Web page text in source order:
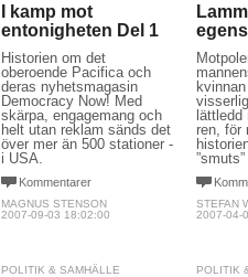
I kamp mot
entonigheten Del 1
Historien om det
oberoende Pacifica och
deras nyhetsmagasin
Democracy Now! Med
skärpa, engagemang och
helt utan reklam sänds det
över mer än 500 stationer -
i USA.
Kommentarer
MAGNUS STENSON
2007-09-03 18:02:00
lättledd
ren, för
STEFAN
2007-04-
POLITIK & SAMHÄLLE POLITIK